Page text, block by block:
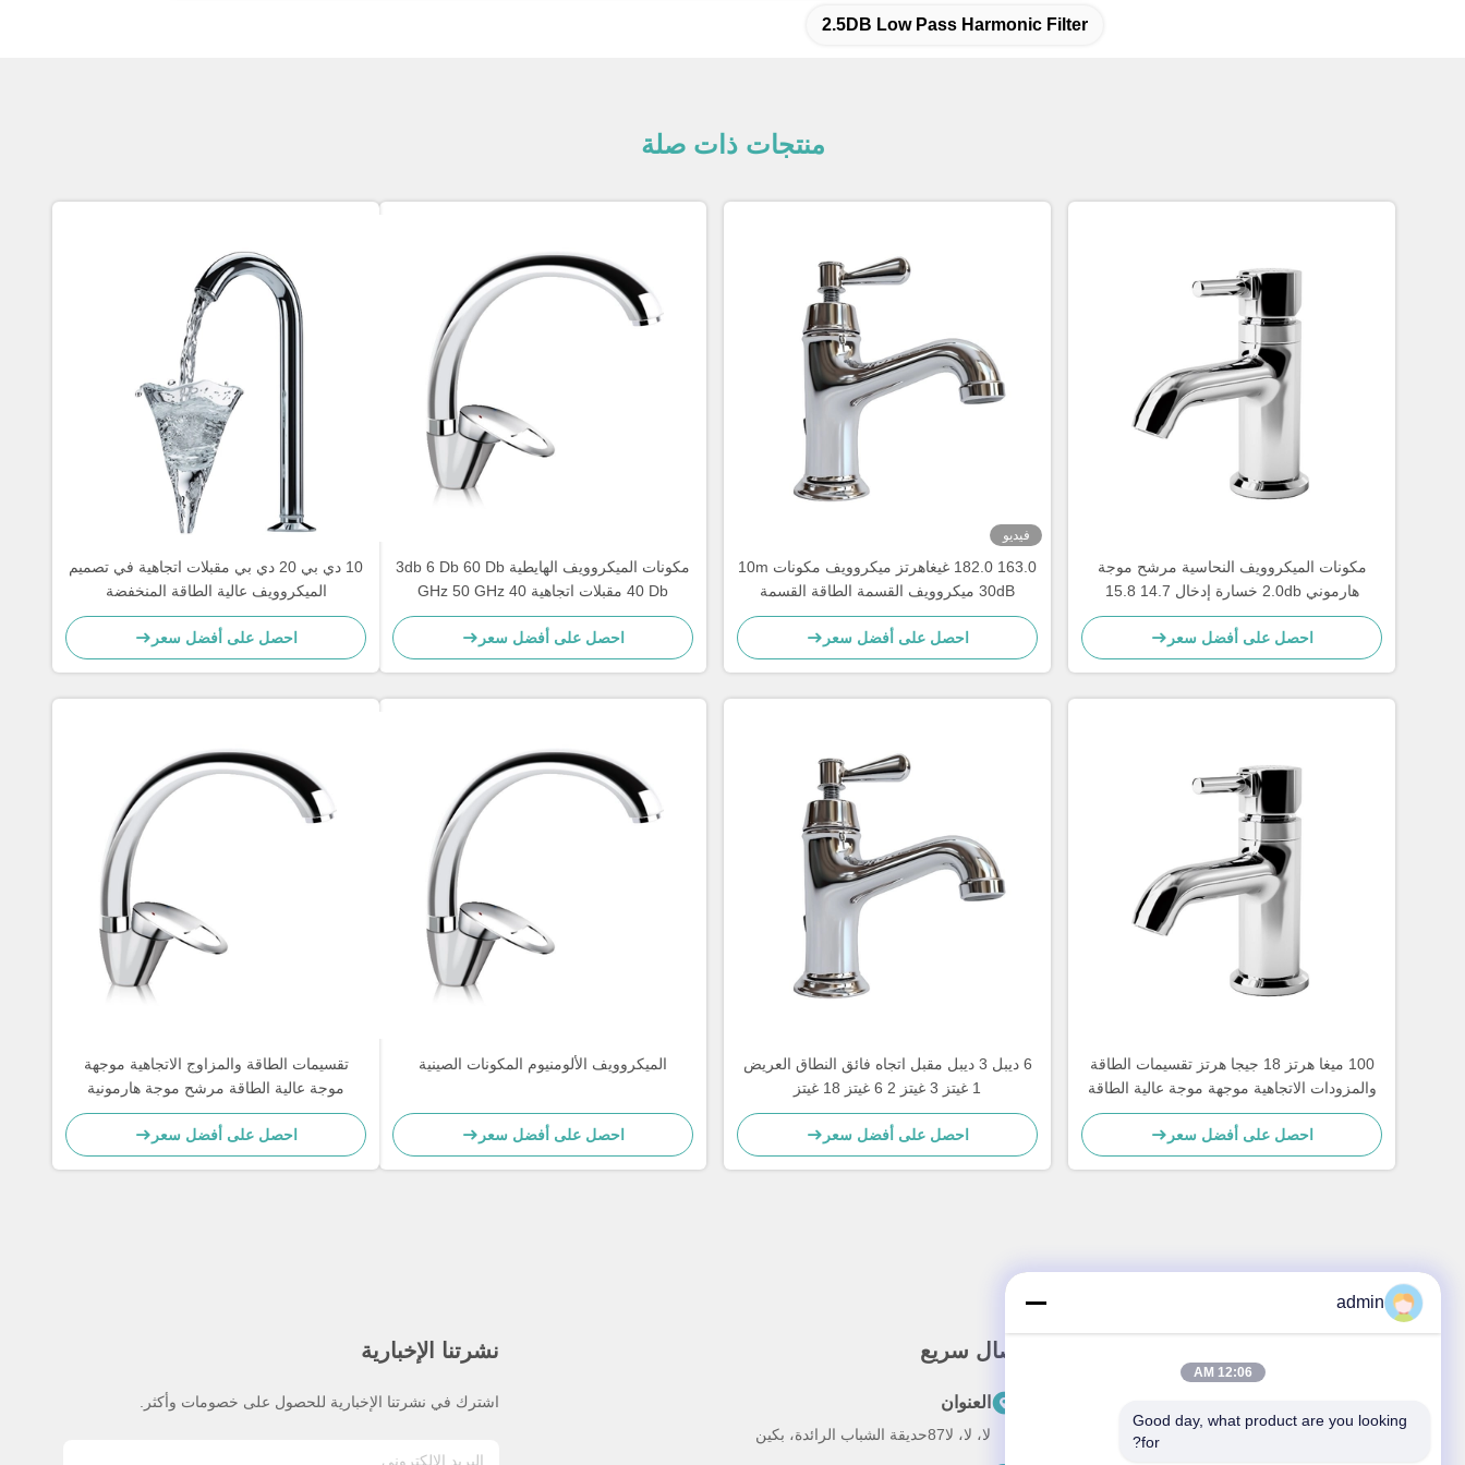
2.5DB Low Pass Harmonic Filter
منتجات ذات صلة
مكونات الميكروويف النحاسية مرشح موجة
هارموني 2.0db خسارة إدخال 14.7 15.8
غيغاهرتز
احصل على أفضل سعر
فيديو
163.0 182.0 غيغاهرتز ميكروويف مكونات 10m
30dB ميكروويف القسمة الطاقة القسمة
المجمع
احصل على أفضل سعر
مكونات الميكروويف الهايطية 3db 6 Db 60 Db
40 Db مقبلات اتجاهية 40 GHz 50 GHz
احصل على أفضل سعر
10 دي بي 20 دي بي مقبلات اتجاهية في تصميم
الميكروويف عالية الطاقة المنخفضة
احصل على أفضل سعر
100 ميغا هرتز 18 جيجا هرتز تقسيمات الطاقة
والمزودات الاتجاهية موجهة موجة عالية الطاقة
مرشح موجة هارمونية
احصل على أفضل سعر
6 ديبل 3 ديبل مقبل اتجاه فائق النطاق العريض
1 غيتز 3 غيتز 2 6 غيتز 18 غيتز
280x187x40mm
احصل على أفضل سعر
الميكروويف الألومنيوم المكونات الصينية
احصل على أفضل سعر
تقسيمات الطاقة والمزاوج الاتجاهية موجهة
موجة عالية الطاقة مرشح موجة هارمونية
احصل على أفضل سعر
اتصال سريع
العنوان
لا، لا، لا87حديقة الشباب الرائدة، بكين
نشرتنا الإخبارية
اشترك في نشرتنا الإخبارية للحصول على خصومات وأكثر.
admin
12:06 AM
Good day, what product are you looking
for?